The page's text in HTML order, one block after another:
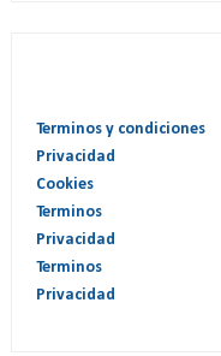
Terminos y condiciones
Privacidad
Cookies
Terminos
Privacidad
Terminos
Privacidad